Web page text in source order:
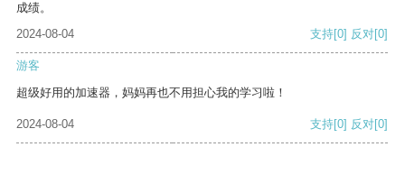
成绩。
2024-08-04
支持[0] 反对[0]
游客
超级好用的加速器，妈妈再也不用担心我的学习啦！
2024-08-04 支持[0] 反对[0]